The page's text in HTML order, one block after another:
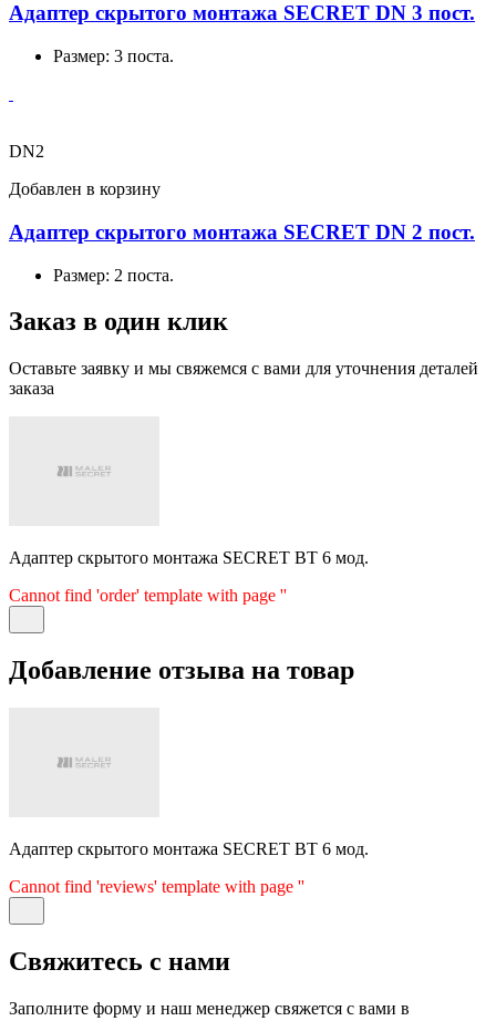
Адаптер скрытого монтажа SECRET DN 3 пост.
Размер: 3 поста.
DN2
Добавлен в корзину
Адаптер скрытого монтажа SECRET DN 2 пост.
Размер: 2 поста.
Заказ в один клик
Оставьте заявку и мы свяжемся с вами для уточнения деталей
заказа
Адаптер скрытого монтажа SECRET BT 6 мод.
Cannot find 'order' template with page ''
Добавление отзыва на товар
Адаптер скрытого монтажа SECRET BT 6 мод.
Cannot find 'reviews' template with page ''
Свяжитесь с нами
Заполните форму и наш менеджер свяжется с вами в